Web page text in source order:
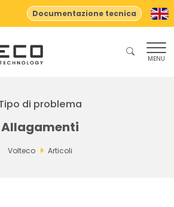
Documentazione tecnica
MENU
di problema
Allagamenti
Volteco Articoli